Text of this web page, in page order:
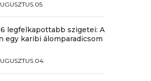
05.
legfelkapottabb szigetei: A
egy karibi álomparadicsom
04.